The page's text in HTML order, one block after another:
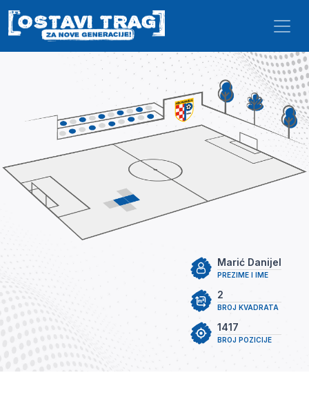
Skip to main content
PREZIME I IME
Marić Danijel
BROJ KVADRATA
2
BROJ POZICIJE
1417